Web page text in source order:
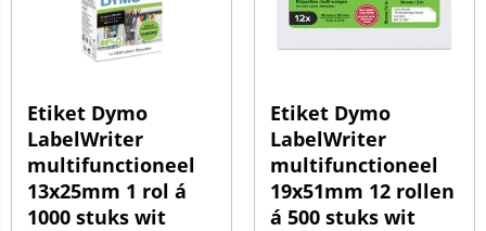
Etiket Dymo
LabelWriter
multifunctioneel
13x25mm 1 rol á
1000 stuks wit
Etiket Dymo
LabelWriter
multifunctioneel
19x51mm 12 rollen
á 500 stuks wit